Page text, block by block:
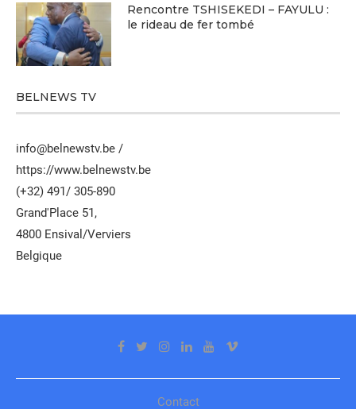
Rencontre TSHISEKEDI – FAYULU :
le rideau de fer tombé
BELNEWS TV
info@belnewstv.be /
https://www.belnewstv.be
(+32) 491/ 305-890
Grand'Place 51,
4800 Ensival/Verviers
Belgique
Contact